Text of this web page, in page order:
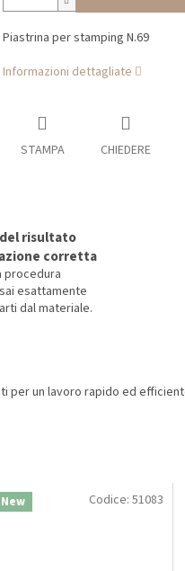
Piastrina per stamping N.69
Informazioni dettagliate
STAMPA CHIEDERE
risultato
corretta
procedura
esattamente
dal materiale.
per un lavoro rapido ed
New Codice:51083